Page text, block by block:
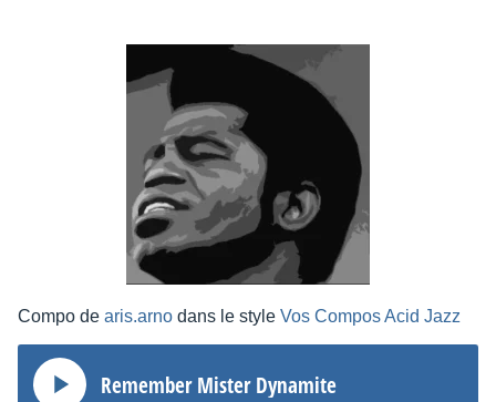
Compo de aris.arno dans le style Vos Compos Acid Jazz
Remember Mister Dynamite